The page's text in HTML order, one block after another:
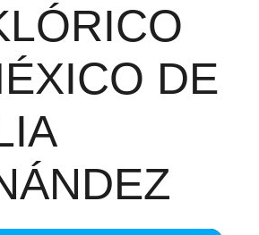
DE